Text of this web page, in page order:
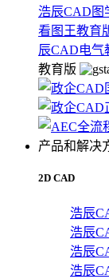
浩辰CAD图
看图王教育
辰CAD电气
教育版
产品和解决
2D CAD
浩辰
浩辰
浩辰
浩辰